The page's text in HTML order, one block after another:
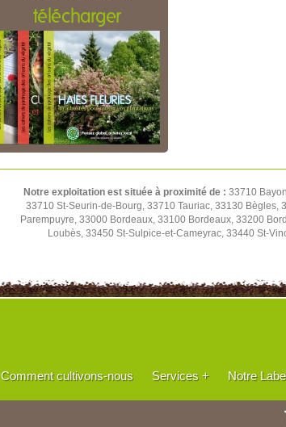
télécharger
Notre exploitation est située à proximité de : 33710
33710 St-Seurin-de-Bourg, 33710 Tauriac, 33130
Parempuyre, 33000 Bordeaux, 33100 Bordeaux, 33200
Loubès, 33450 St-Sulpice-et-Cameyrac, 33440 St-
Comment cultivons-nous Services + Notre